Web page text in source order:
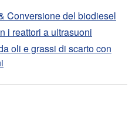
Conversione del biodiesel
i reattori a ultrasuoni
oli e grassi di scarto con